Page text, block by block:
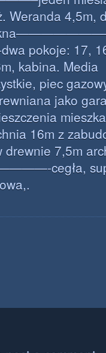
Weranda 4,5m,
17,
kabina. Media
piec gazowy
jako
16m z
7,5m
cegła,